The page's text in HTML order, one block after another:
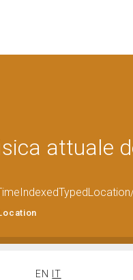
attuale
EN
IT